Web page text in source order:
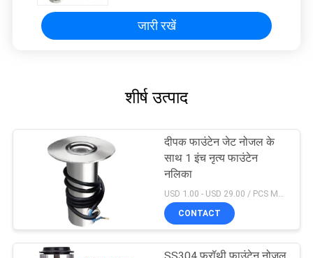
जारी रखें
शीर्ष उत्पाद
दीपक फाउंटेन जेट नोजल के
साथ 1 इंच नृत्य फाउंटेन
नलिका
CONTACT